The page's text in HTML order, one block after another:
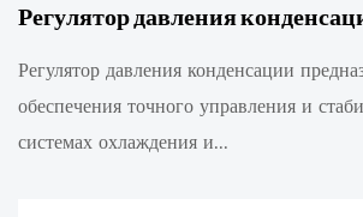
Регулятор давления
Регулятор давления конденсации
обеспечения точного управления и
системах охлаждения и...